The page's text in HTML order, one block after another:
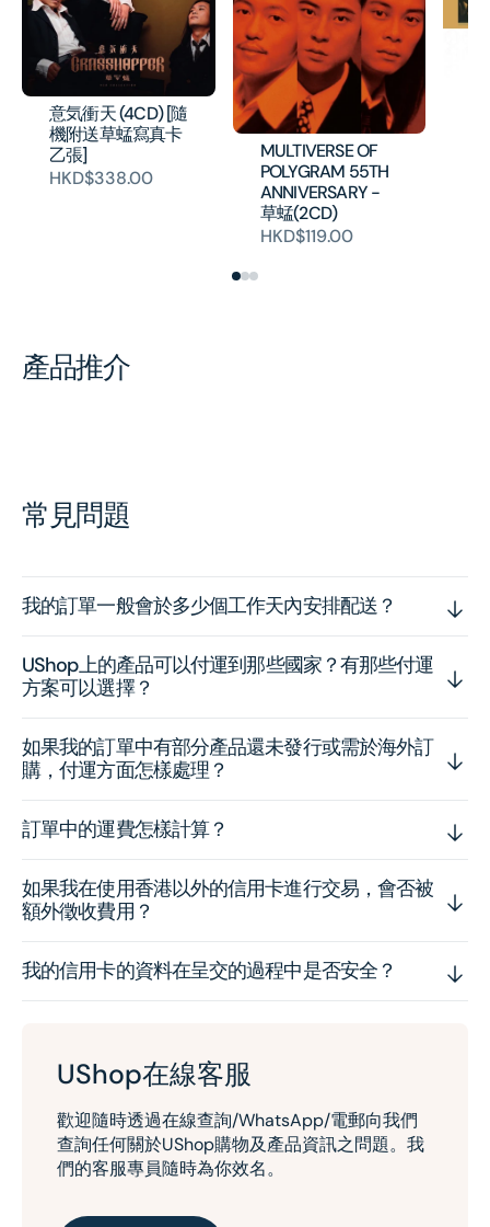
意気衝天 (4CD) [隨
機附送草蜢寫真卡
乙張]
HKD$338.00
MULTIVERSE OF
POLYGRAM 55TH
ANNIVERSARY -
草蜢(2CD)
HKD$119.00
產品推介
常見問題
我的訂單一般會於多少個工作天內安排配送？
UShop上的產品可以付運到那些國家？有那些付運
方案可以選擇？
如果我的訂單中有部分產品還未發行或需於海外訂
購，付運方面怎樣處理？
訂單中的運費怎樣計算？
如果我在使用香港以外的信用卡進行交易，會否被
額外徵收費用？
我的信用卡的資料在呈交的過程中是否安全？
UShop在線客服
歡迎隨時透過在線查詢/WhatsApp/電郵向我們
查詢任何關於UShop購物及產品資訊之問題。我
們的客服專員隨時為你效名。